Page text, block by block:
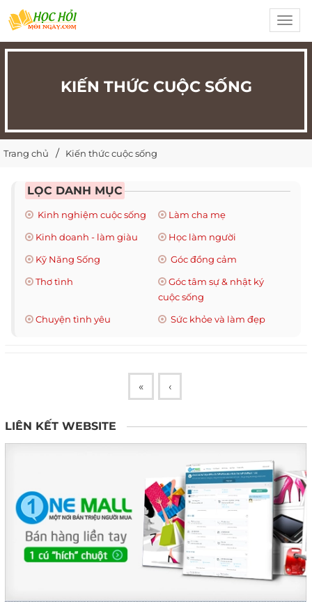
KIẾN THỨC CUỘC SỐNG
Trang chủ Kiến thức cuộc sống
LỌC DANH MỤC
Kinh nghiệm cuộc sống
Làm cha mẹ
Kinh doanh - làm giàu
Học làm người
Kỹ Năng Sống
Góc đồng cảm
Thơ tình
Góc tâm sự & nhật ký
cuộc sống
Chuyện tình yêu
Sức khỏe và làm đẹp
« ‹
LIÊN KẾT WEBSITE